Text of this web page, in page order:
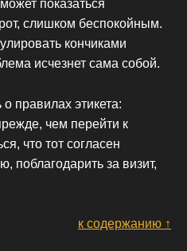
показаться
слишком беспокойным.
кончиками
исчезнет сама собой.
правилах этикета:
чем перейти к
что тот согласен
поблагодарить за визит,
к содержанию ↑